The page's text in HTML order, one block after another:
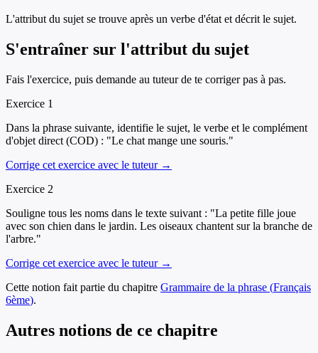
L'attribut du sujet se trouve après un verbe d'état et décrit le sujet.
S'entraîner sur l'attribut du sujet
Fais l'exercice, puis demande au tuteur de te corriger pas à pas.
Exercice 1
Dans la phrase suivante, identifie le sujet, le verbe et le complément
d'objet direct (COD) : "Le chat mange une souris."
Corrige cet exercice avec le tuteur →
Exercice 2
Souligne tous les noms dans le texte suivant : "La petite fille joue
avec son chien dans le jardin. Les oiseaux chantent sur la branche de
l'arbre."
Corrige cet exercice avec le tuteur →
Cette notion fait partie du chapitre Grammaire de la phrase (Français
6ème).
Autres notions de ce chapitre